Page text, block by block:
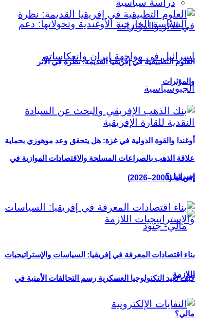
أوغندا والقوة الدولية في غزة: هل يتحقق وعد موهوزي بحماية
إسرائيل؟
كيف تعيد التكنولوجيا العسكرية رسم التحالفات الأمنية في
مالي؟
دراسة سياسية
العلوم التطبيقية في إفريقيا القديمة: نظرة في الأثر
والمؤثرات
علاقة الذهب بالصراعات المسلحة والاقتصادات الموازية في
إفريقيا (2000–2026)
بناء اقتصادات المعرفة في إفريقيا: السياسات والإستراتيجيات
اللازمة